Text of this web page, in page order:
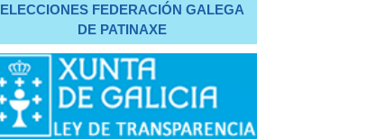
ELECCIONES FEDERACIÓN GALEGA
DE PATINAXE